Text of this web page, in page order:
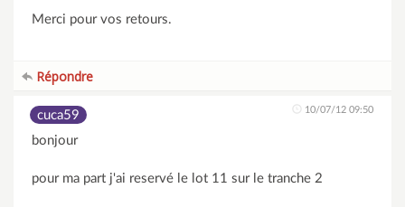
Merci pour vos retours.
Répondre
cuca59 10/07/12 09:50
bonjour
pour ma part j'ai reservé le lot 11 sur le tranche 2